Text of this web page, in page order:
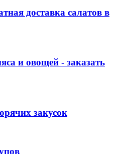
доставка салатов в
и овощей - заказать
закусок